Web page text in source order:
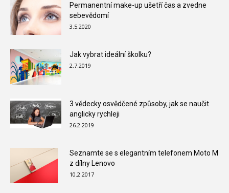
Permanentní make-up ušetří čas a zvedne
sebevědomí
3.5.2020
Jak vybrat ideální školku?
2.7.2019
3 vědecky osvědčené způsoby, jak se naučit
anglicky rychleji
26.2.2019
Seznamte se s elegantním telefonem Moto M
z dílny Lenovo
10.2.2017